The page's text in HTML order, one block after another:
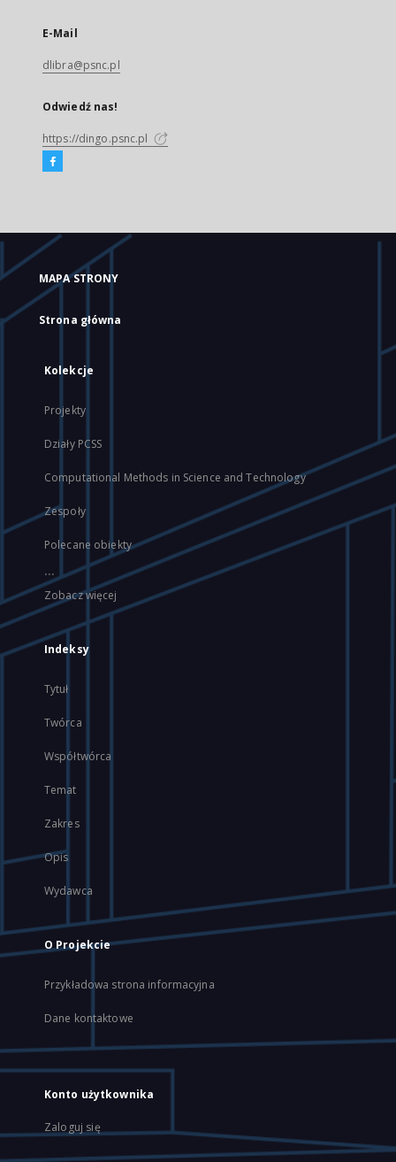
E-Mail
dlibra@psnc.pl
Odwiedź nas!
https://dingo.psnc.pl
MAPA STRONY
Strona główna
Kolekcje
Projekty
Działy PCSS
Computational Methods in Science and Technology
Zespoły
Polecane obiekty
...
Zobacz więcej
Indeksy
Tytuł
Twórca
Współtwórca
Temat
Zakres
Opis
Wydawca
O Projekcie
Przykładowa strona informacyjna
Dane kontaktowe
Konto użytkownika
Zaloguj się